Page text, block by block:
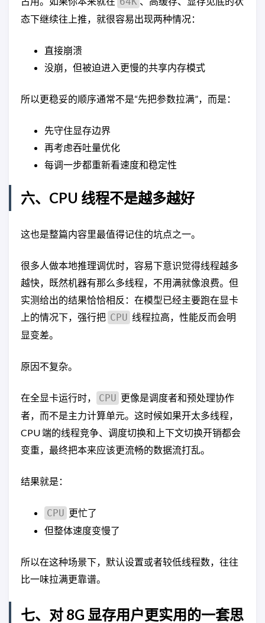
态下继续往上推，就很容易出现两种情况：
直接崩溃
没崩，但被迫进入更慢的共享内存模式
所以更稳妥的顺序通常不是“先把参数拉满”，而是：
先守住显存边界
再考虑吞吐量优化
每调一步都重新看速度和稳定性
六、CPU 线程不是越多越好
这也是整篇内容里最值得记住的坑点之一。
很多人做本地推理调优时，容易下意识觉得线程越多
越快，既然机器有那么多线程，不用满就像浪费。但
实测给出的结果恰恰相反：在模型已经主要跑在显卡
上的情况下，强行把 CPU 线程拉高，性能反而会明
显变差。
原因不复杂。
在全显卡运行时， CPU 更像是调度者和预处理协作
者，而不是主力计算单元。这时候如果开太多线程，
CPU 端的线程竞争、调度切换和上下文切换开销都会
变重，最终把本来应该更流畅的数据流打乱。
结果就是：
CPU 更忙了
但整体速度变慢了
所以在这种场景下，默认设置或者较低线程数，往往
比一味拉满更靠谱。
七、对 8G 显存用户更实用的一套思